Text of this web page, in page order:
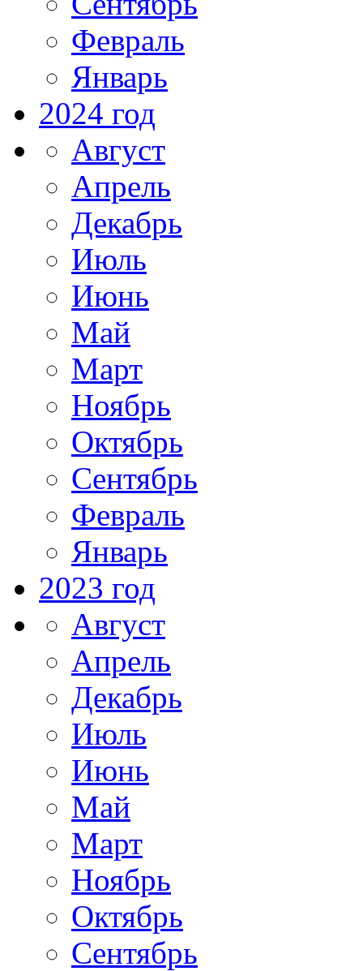
Февраль
Январь
2024 год
Август
Апрель
Декабрь
Июль
Июнь
Май
Март
Ноябрь
Октябрь
Сентябрь
Февраль
Январь
2023 год
Август
Апрель
Декабрь
Июль
Июнь
Май
Март
Ноябрь
Октябрь
Сентябрь